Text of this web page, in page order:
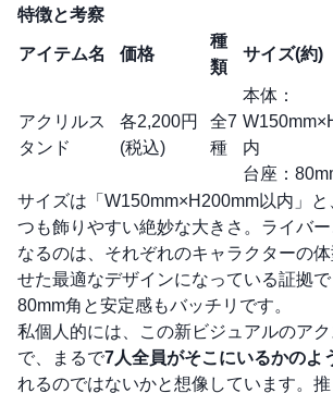
特徴と考察
アイテム名 価格
種
類
サイズ(約)
アクリルス
タンド
各2,200円
(税込)
全7
種
本体：
内
台座：
サイズは「W150mm×H200mm以内」
つも飾りやすい絶妙な大きさ。ライバ
なるのは、それぞれのキャラクターの
せた最適なデザインになっている証拠
80mm角と安定感もバッチリです。
私個人的には、この新ビジュアルのア
で、まるで7人全員がそこにいるかのよ
れるのではないかと想像しています。